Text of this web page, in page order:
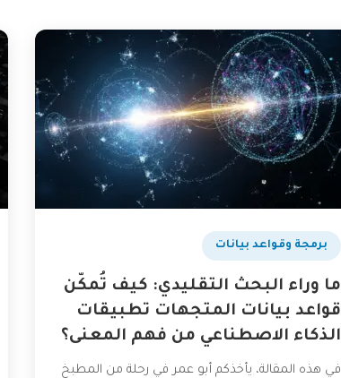
برمجة وقواعد بيانات
ما وراء البحث التقليدي: كيف تُمكّن
قواعد بيانات المتجهات تطبيقات
الذكاء الاصطناعي من فهم المعنى؟
في هذه المقالة، يأخذكم أبو عمر في رحلة من المطبخ